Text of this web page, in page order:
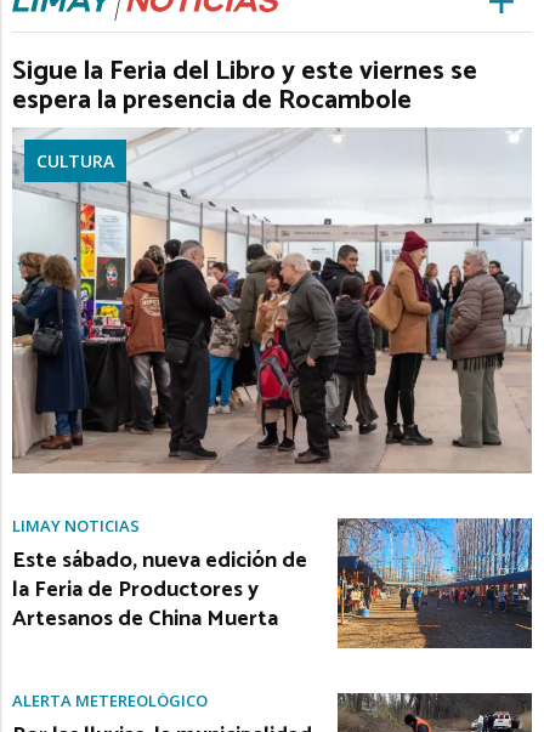
Sigue la Feria del Libro y este viernes se
espera la presencia de Rocambole
CULTURA
LIMAY NOTICIAS
Este sábado, nueva edición de
la Feria de Productores y
Artesanos de China Muerta
ALERTA METEREOLÓGICO